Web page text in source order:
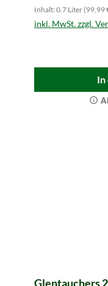
Inhalt: 0.7 Liter (99,99
inkl. MwSt. zzgl.
In
Glentauchers